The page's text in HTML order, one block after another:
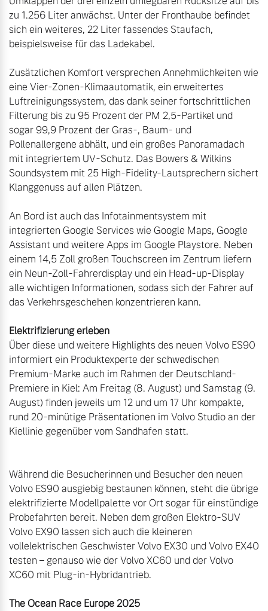
zu 1.256 Liter anwächst. Unter der Fronthaube befindet
sich ein weiteres, 22 Liter fassendes Staufach,
beispielsweise für das Ladekabel.
Zusätzlichen Komfort versprechen Annehmlichkeiten wie
eine Vier-Zonen-Klimaautomatik, ein erweitertes
Luftreinigungssystem, das dank seiner fortschrittlichen
Filterung bis zu 95 Prozent der PM 2,5-Partikel und
sogar 99,9 Prozent der Gras-, Baum- und
Pollenallergene abhält, und ein großes Panoramadach
mit integriertem UV-Schutz. Das Bowers & Wilkins
Soundsystem mit 25 High-Fidelity-Lautsprechern sichert
Klanggenuss auf allen Plätzen.
An Bord ist auch das Infotainmentsystem mit
integrierten Google Services wie Google Maps, Google
Assistant und weitere Apps im Google Playstore. Neben
einem 14,5 Zoll großen Touchscreen im Zentrum liefern
ein Neun-Zoll-Fahrerdisplay und ein Head-up-Display
alle wichtigen Informationen, sodass sich der Fahrer auf
das Verkehrsgeschehen konzentrieren kann.
Elektrifizierung erleben
Über diese und weitere Highlights des neuen Volvo ES90
informiert ein Produktexperte der schwedischen
Premium-Marke auch im Rahmen der Deutschland-
Premiere in Kiel: Am Freitag (8. August) und Samstag (9.
August) finden jeweils um 12 und um 17 Uhr kompakte,
rund 20-minütige Präsentationen im Volvo Studio an der
Kiellinie gegenüber vom Sandhafen statt.
Während die Besucherinnen und Besucher den neuen
Volvo ES90 ausgiebig bestaunen können, steht die übrige
elektrifizierte Modellpalette vor Ort sogar für einstündige
Probefahrten bereit. Neben dem großen Elektro-SUV
Volvo EX90 lassen sich auch die kleineren
vollelektrischen Geschwister Volvo EX30 und Volvo EX40
testen – genauso wie der Volvo XC60 und der Volvo
XC60 mit Plug-in-Hybridantrieb.
The Ocean Race Europe 2025